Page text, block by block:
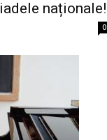
naționale!
0